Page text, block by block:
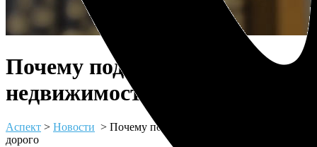
Почему подбор
недвижимости стоит дорого
Аспект > Новости > Почему подбор недвижимости стоит
дорого